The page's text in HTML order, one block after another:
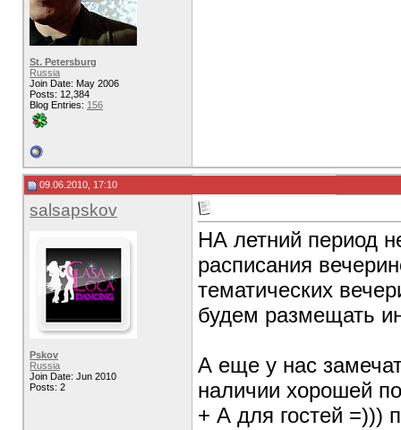
St. Petersburg
Russia
Join Date: May 2006
Posts: 12,384
Blog Entries: 156
09.06.2010, 17:10
salsapskov
Pskov
Russia
Join Date: Jun 2010
Posts: 2
НА летний период
расписания
тематических
будем размещать
А еще у нас
наличии хорошей
+ А для гостей =)))